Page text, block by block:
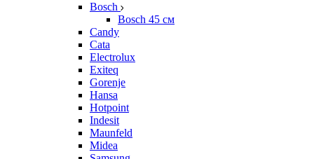
Bosch
Bosch 45 см
Candy
Cata
Electrolux
Exiteq
Gorenje
Hansa
Hotpoint
Indesit
Maunfeld
Midea